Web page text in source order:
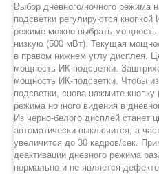
Выбор дневного/ночного режима
подсветки регулируются
режиме можно выбрать
низкую (500 мВт). Текущая
в правом нижнем углу дисплея.
мощность ИК-подсветки.
мощность ИК-подсветки. Чтобы
подсветки, снова нажмите
режима ночного видения в
Из черно-белого дисплей станет
автоматически выключится, а
увеличится до 30 кадров/сек.
деактивации дневного режима
нормально и не является